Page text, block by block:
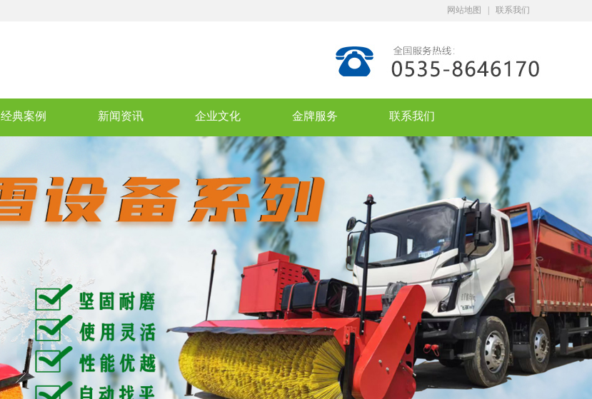
网站地图 联系我们
经典案例 新闻资讯 企业文化 金牌服务 联系我们